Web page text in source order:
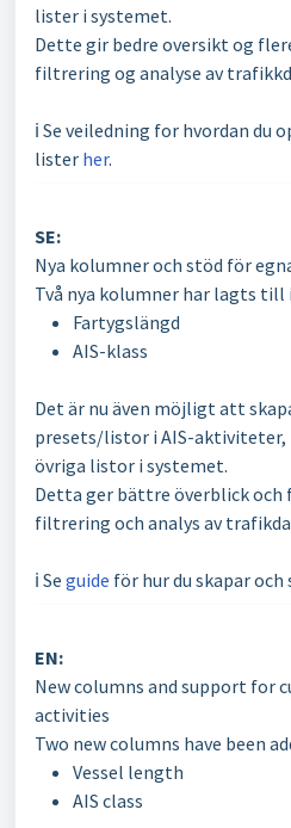
lister i systemet.
Dette gir bedre oversikt og
filtrering og analyse av
ℹ️ Se veiledning for hvordan du
lister her.
SE:
Nya kolumner och stöd för
Två nya kolumner har lagts
Fartygslängd
AIS-klass
Det är nu även möjligt att
presets/listor i AIS-aktiviteter,
övriga listor i systemet.
Detta ger bättre överblick
filtrering och analys av
ℹ️ Se guide för hur du skapar
EN:
New columns and support for
activities
Two new columns have been
Vessel length
AIS class